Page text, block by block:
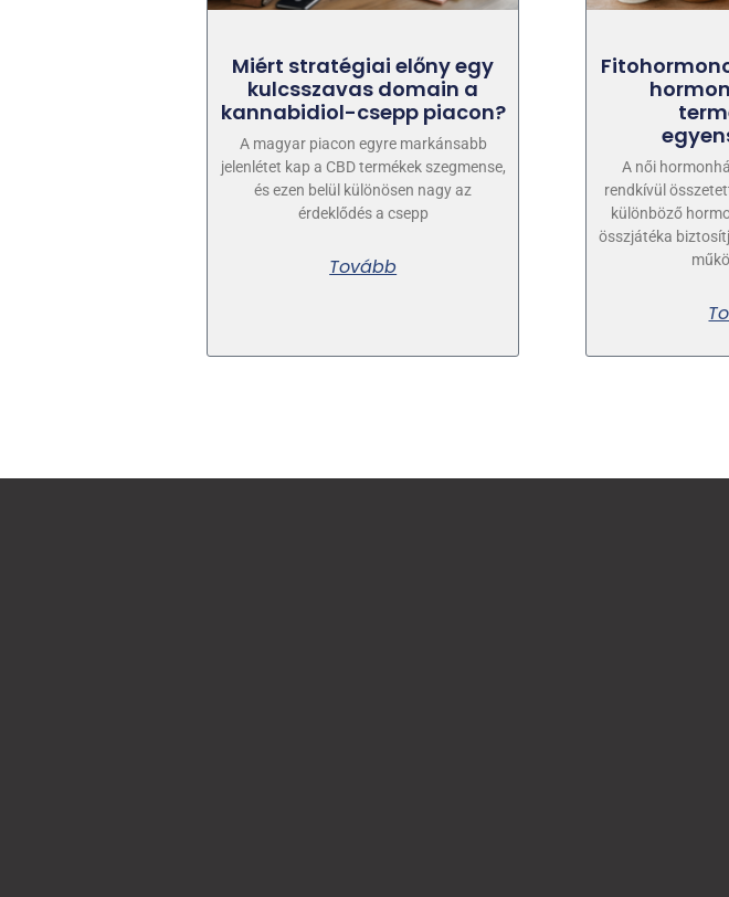
Miért stratégiai előny egy
kulcsszavas domain a
kannabidiol-csepp piacon?
A magyar piacon egyre markánsabb
jelenlétet kap a CBD termékek szegmense,
és ezen belül különösen nagy az
érdeklődés a csepp
Tovább
A női
rendkívül
különböző
összjátéka